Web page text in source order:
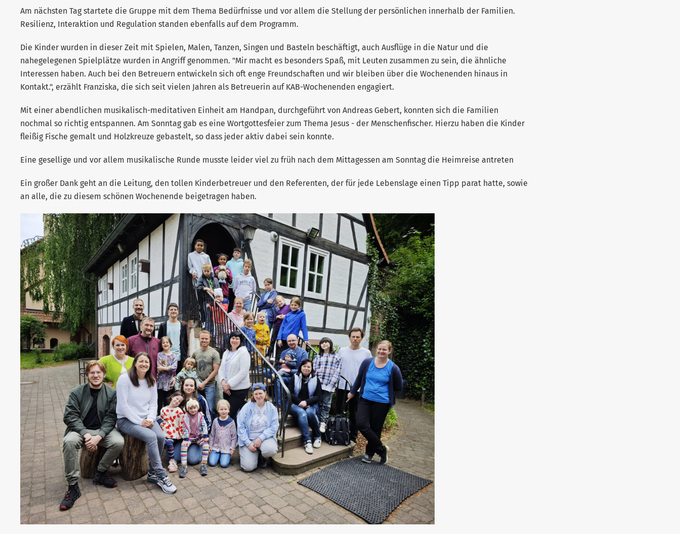
Am nächsten Tag startete die Gruppe mit dem Thema Bedürfnisse und vor allem die Stellung der persönlichen innerhalb der Familien.
Resilienz, Interaktion und Regulation standen ebenfalls auf dem Programm.
Die Kinder wurden in dieser Zeit mit Spielen, Malen, Tanzen, Singen und Basteln beschäftigt, auch Ausflüge in die Natur und die
nahegelegenen Spielplätze wurden in Angriff genommen. "Mir macht es besonders Spaß, mit Leuten zusammen zu sein, die ähnliche
Interessen haben. Auch bei den Betreuern entwickeln sich oft enge Freundschaften und wir bleiben über die Wochenenden hinaus in
Kontakt.", erzählt Franziska, die sich seit vielen Jahren als Betreuerin auf KAB-Wochenenden engagiert.
Mit einer abendlichen musikalisch-meditativen Einheit am Handpan, durchgeführt von Andreas Gebert, konnten sich die Familien
nochmal so richtig entspannen. Am Sonntag gab es eine Wortgottesfeier zum Thema Jesus - der Menschenfischer. Hierzu haben die Kinder
fleißig Fische gemalt und Holzkreuze gebastelt, so dass jeder aktiv dabei sein konnte.
Eine gesellige und vor allem musikalische Runde musste leider viel zu früh nach dem Mittagessen am Sonntag die Heimreise antreten
Ein großer Dank geht an die Leitung, den tollen Kinderbetreuer und den Referenten, der für jede Lebenslage einen Tipp parat hatte, sowie
an alle, die zu diesem schönen Wochenende beigetragen haben.